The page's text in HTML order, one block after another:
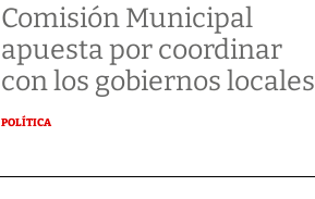
Comisión Municipal
apuesta por coordinar
con los gobiernos locales
POLÍTICA